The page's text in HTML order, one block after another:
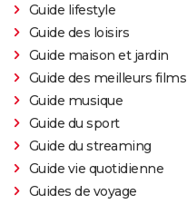
Guide lifestyle
Guide des loisirs
Guide maison et jardin
Guide des meilleurs films
Guide musique
Guide du sport
Guide du streaming
Guide vie quotidienne
Guides de voyage